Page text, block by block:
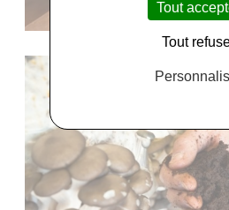
Tout
Tout